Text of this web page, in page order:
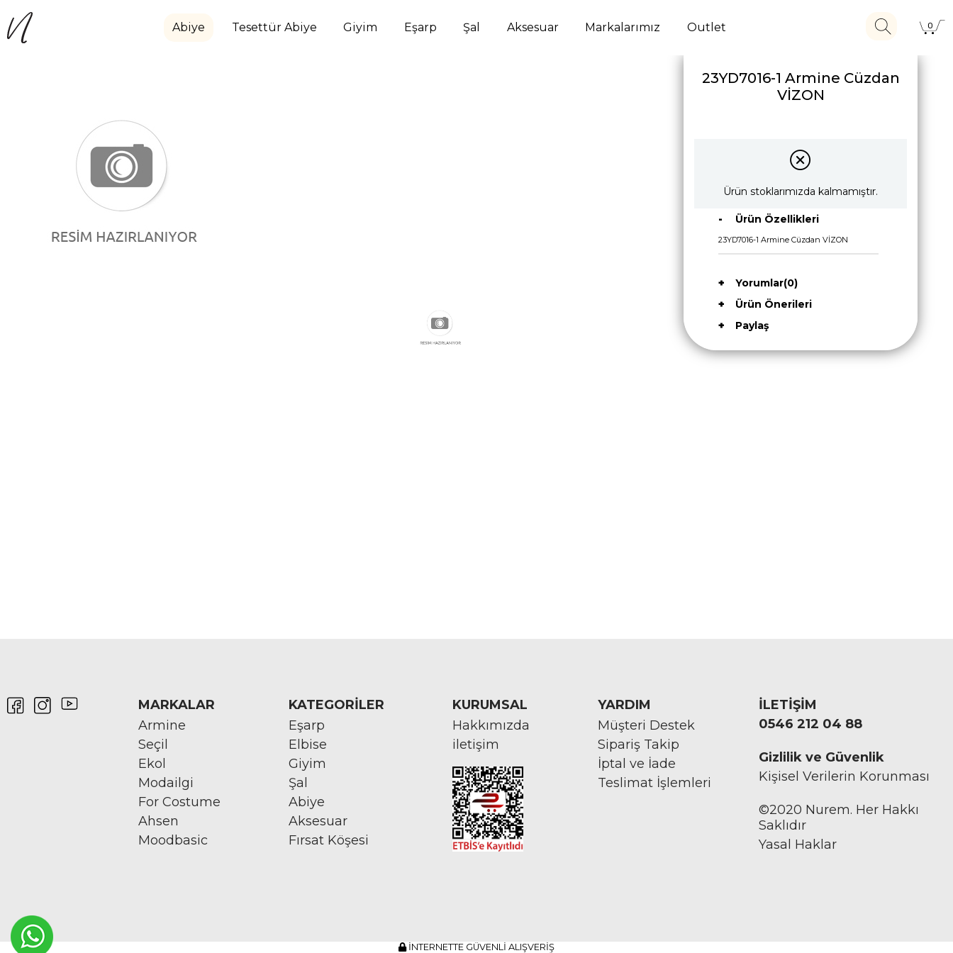
Abiye Tesettür Abiye Giyim Eşarp Şal Aksesuar Markalarımız Outlet 0
23YD7016-1 Armine Cüzdan
VİZON
Ürün stoklarımızda kalmamıştır.
Ürün Özellikleri
23YD7016-1 Armine Cüzdan VİZON
Yorumlar(0)
Ürün Önerileri
Paylaş
İLETİŞİM
0546 212 04 88
Gizlilik ve Güvenlik
Kişisel Verilerin Korunması
©2020 Nurem. Her Hakkı
Saklıdır
Yasal Haklar
MARKALAR
Armine
Seçil
Ekol
Modailgi
For Costume
Ahsen
Moodbasic
KATEGORİLER
Eşarp
Elbise
Giyim
Şal
Abiye
Aksesuar
Fırsat Köşesi
KURUMSAL
Hakkımızda
iletişim
YARDIM
Müşteri Destek
Sipariş Takip
İptal ve İade
Teslimat İşlemleri
İNTERNETTE GÜVENLİ ALIŞVERİŞ